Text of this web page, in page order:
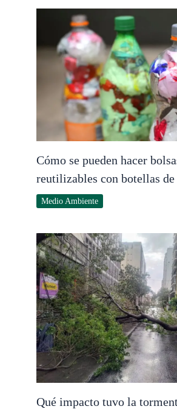
Cómo se pueden hacer
reutilizables con botellas
Medio Ambiente
Qué impacto tuvo la